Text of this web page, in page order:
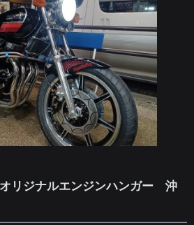
ジナルエンジンハンガー 沖